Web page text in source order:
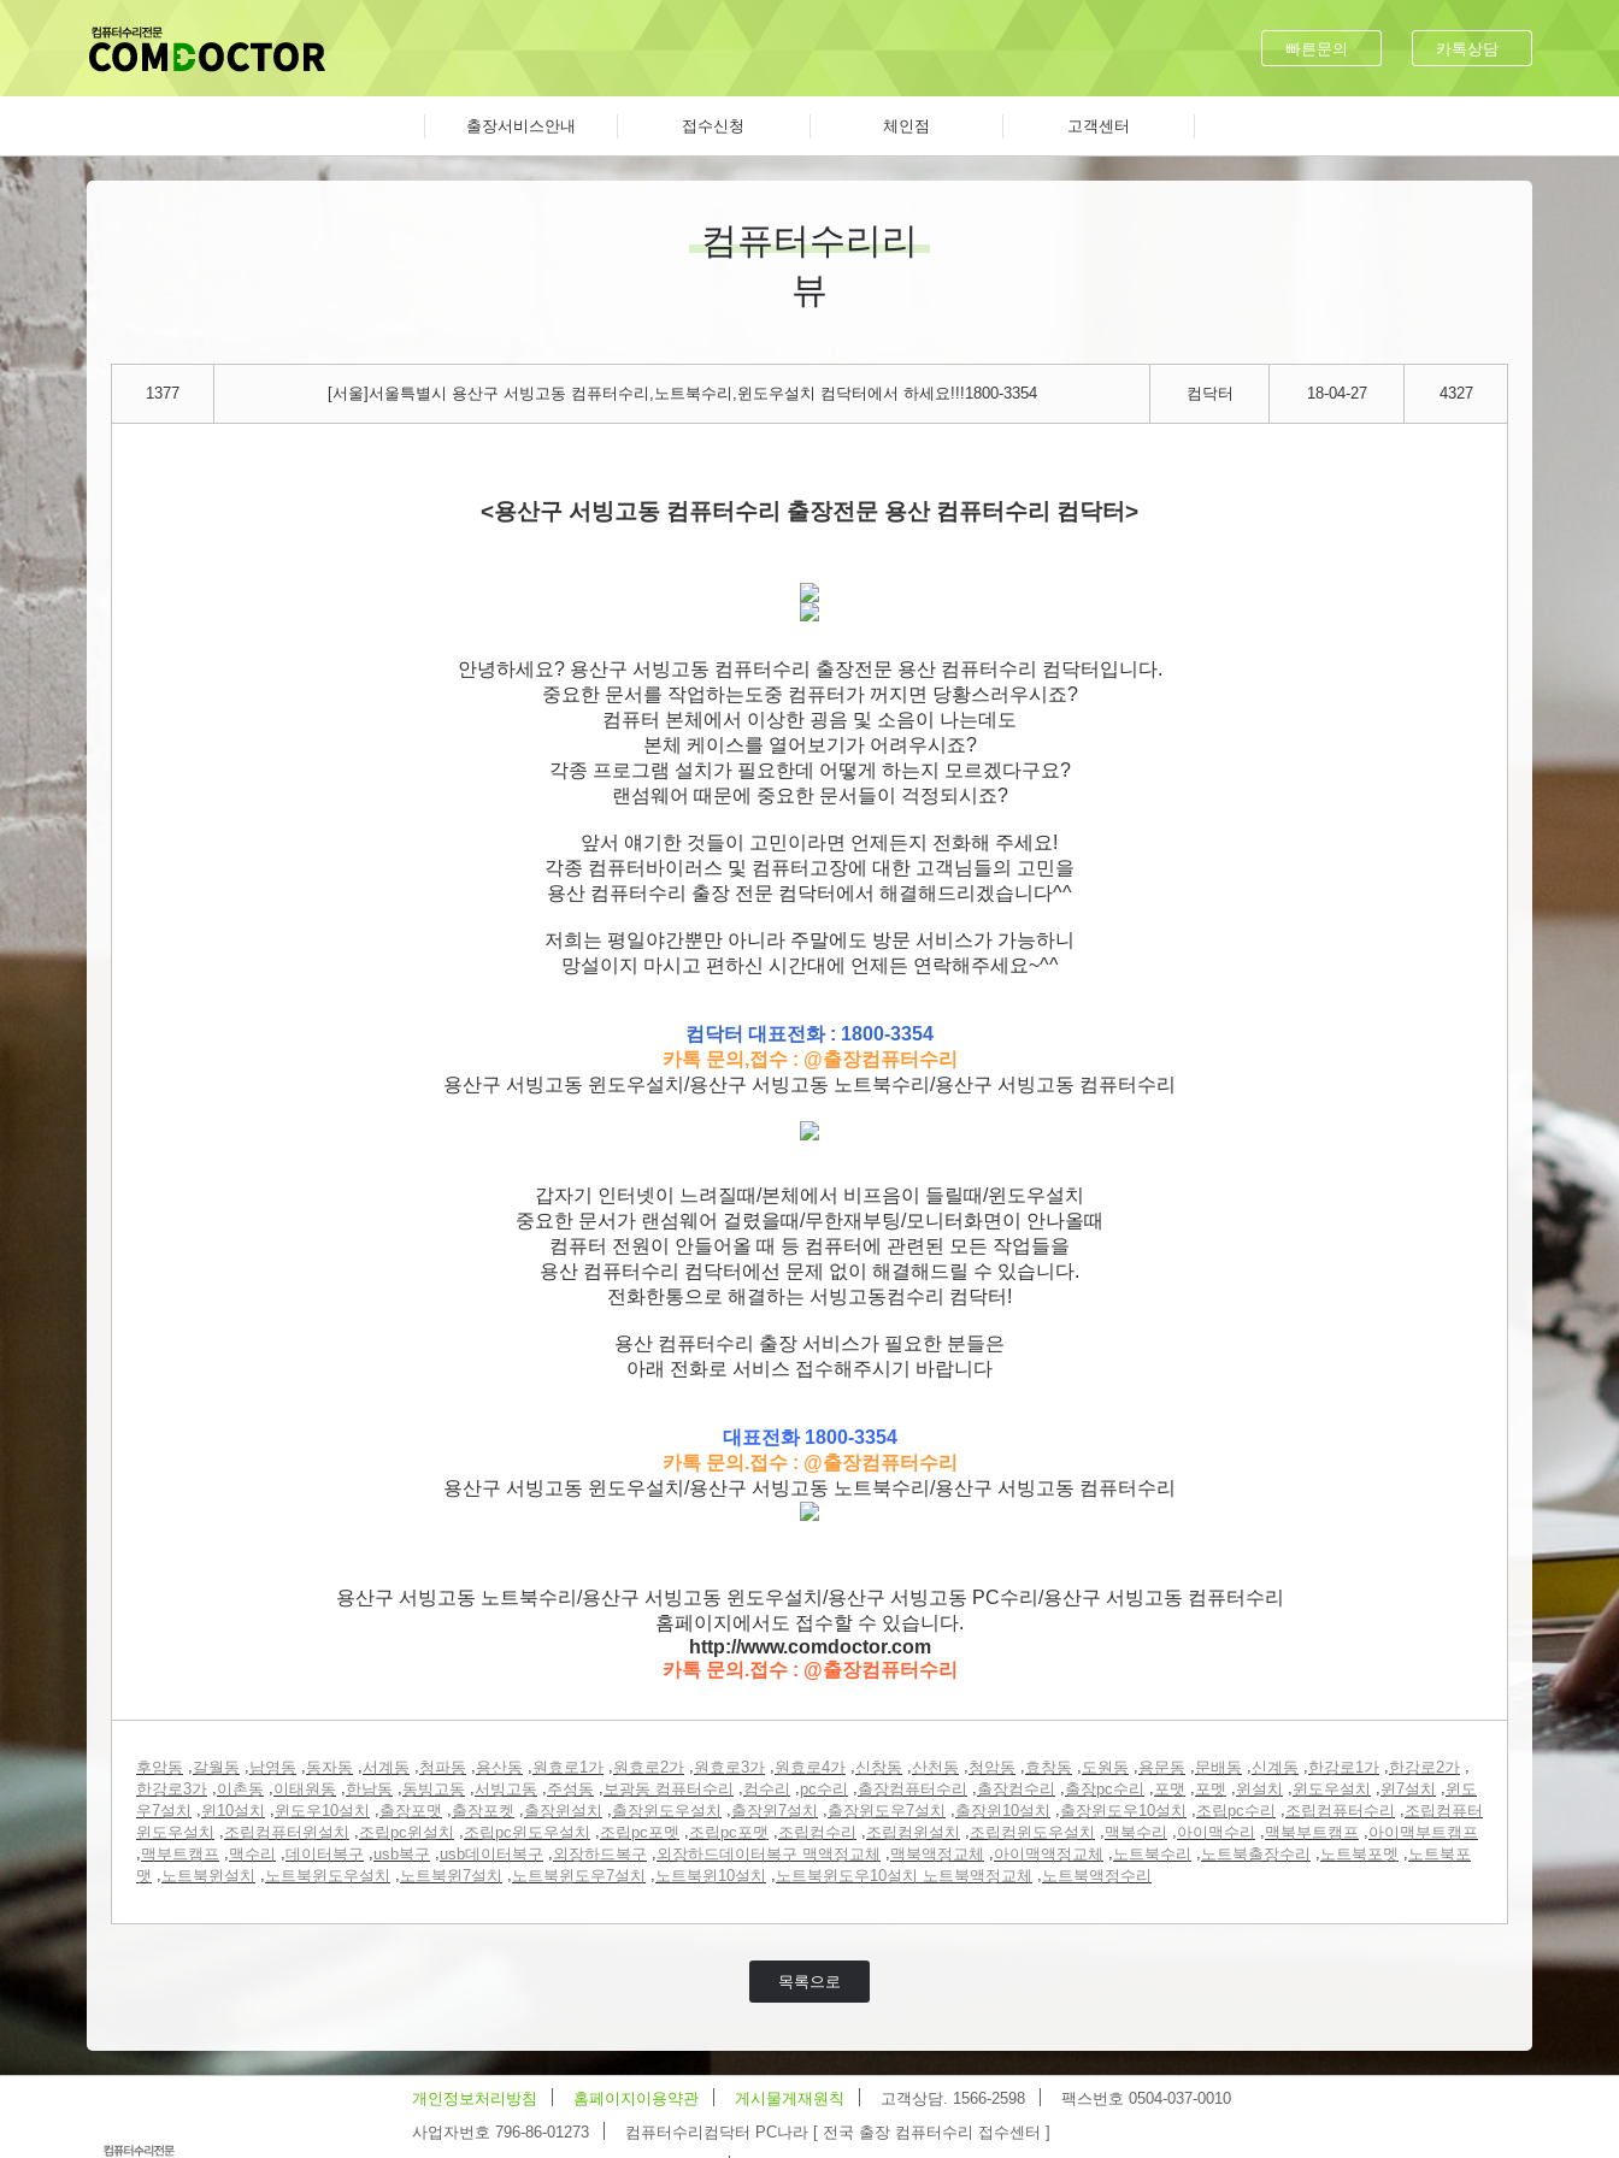
빠른문의 카톡상담
출장서비스안내 접수신청 체인점 고객센터
컴퓨터수리리
뷰
1377 [서울]서울특별시 용산구 서빙고동 컴퓨터수리,노트북수리,윈도우설치 컴닥터에서 하세요!!!1800-3354 컴닥터 18-04-27 4327
<용산구 서빙고동 컴퓨터수리 출장전문 용산 컴퓨터수리 컴닥터>
안녕하세요? 용산구 서빙고동 컴퓨터수리 출장전문 용산 컴퓨터수리 컴닥터입니다.
중요한 문서를 작업하는도중 컴퓨터가 꺼지면 당황스러우시죠?
컴퓨터 본체에서 이상한 굉음 및 소음이 나는데도
본체 케이스를 열어보기가 어려우시죠?
각종 프로그램 설치가 필요한데 어떻게 하는지 모르겠다구요?
랜섬웨어 때문에 중요한 문서들이 걱정되시죠?
앞서 얘기한 것들이 고민이라면 언제든지 전화해 주세요!
각종 컴퓨터바이러스 및 컴퓨터고장에 대한 고객님들의 고민을
용산 컴퓨터수리 출장 전문 컴닥터에서 해결해드리겠습니다^^
저희는 평일야간뿐만 아니라 주말에도 방문 서비스가 가능하니
망설이지 마시고 편하신 시간대에 언제든 연락해주세요~^^
컴닥터 대표전화 : 1800-3354
카톡 문의,접수 : @출장컴퓨터수리
용산구 서빙고동 윈도우설치/용산구 서빙고동 노트북수리/용산구 서빙고동 컴퓨터수리
갑자기 인터넷이 느려질때/본체에서 비프음이 들릴때/윈도우설치
중요한 문서가 랜섬웨어 걸렸을때/무한재부팅/모니터화면이 안나올때
컴퓨터 전원이 안들어올 때 등 컴퓨터에 관련된 모든 작업들을
용산 컴퓨터수리 컴닥터에선 문제 없이 해결해드릴 수 있습니다.
전화한통으로 해결하는 서빙고동컴수리 컴닥터!
용산 컴퓨터수리 출장 서비스가 필요한 분들은
아래 전화로 서비스 접수해주시기 바랍니다
대표전화 1800-3354
카톡 문의.접수 : @출장컴퓨터수리
용산구 서빙고동 윈도우설치/용산구 서빙고동 노트북수리/용산구 서빙고동 컴퓨터수리
용산구 서빙고동 노트북수리/용산구 서빙고동 윈도우설치/용산구 서빙고동 PC수리/용산구 서빙고동 컴퓨터수리
홈페이지에서도 접수할 수 있습니다.
http://www.comdoctor.com
카톡 문의.접수 : @출장컴퓨터수리
후암동 ,갈월동 ,남영동 ,동자동 ,서계동 ,청파동 ,용산동 ,원효로1가 ,원효로2가 ,원효로3가 ,원효로4가 ,신창동 ,산천동 ,청암동 ,효창동 ,도원동 ,용문동 ,문배동 ,신계동 ,한강로1가 ,한강로2가 ,
한강로3가 ,이촌동 ,이태원동 ,한남동 ,동빙고동 ,서빙고동 ,주성동 ,보광동 컴퓨터수리 ,컴수리 ,pc수리 ,출장컴퓨터수리 ,출장컴수리 ,출장pc수리 ,포맷 ,포멧 ,윈설치 ,윈도우설치 ,윈7설치 ,윈도
우7설치 ,윈10설치 ,윈도우10설치 ,출장포맷 ,출장포켓 ,출장윈설치 ,출장윈도우설치 ,출장윈7설치 ,출장윈도우7설치 ,출장윈10설치 ,출장윈도우10설치 ,조립pc수리 ,조립컴퓨터수리 ,조립컴퓨터
윈도우설치 ,조립컴퓨터윈설치 ,조립pc윈설치 ,조립pc윈도우설치 ,조립pc포멧 ,조립pc포맷 ,조립컴수리 ,조립컴윈설치 ,조립컴윈도우설치 ,맥북수리 ,아이맥수리 ,맥북부트캠프 ,아이맥부트캠프
,맥부트캠프 ,맥수리 ,데이터복구 ,usb복구 ,usb데이터복구 ,외장하드복구 ,외장하드데이터복구 맥액정교체 ,맥북액정교체 ,아이맥액정교체 ,노트북수리 ,노트북출장수리 ,노트북포멧 ,노트북포
맷 ,노트북윈설치 ,노트북윈도우설치 ,노트북윈7설치 ,노트북윈도우7설치 ,노트북윈10설치 ,노트북윈도우10설치 노트북액정교체 ,노트북액정수리
목록으로
개인정보처리방침 홈페이지이용약관 게시물게재원칙 고객상담. 1566-2598
팩스번호 0504-037-0010
사업자번호 796-86-01273
컴퓨터수리컴닥터 PC나라 [ 전국 출장 컴퓨터수리 접수센터 ]